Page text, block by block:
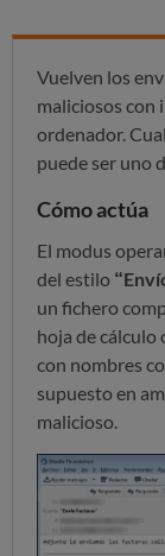
Vuelven los
maliciosos con
ordenador.
puede ser uno
Cómo actúa
El modus
del estilo
un fichero
hoja de cálculo
con nombres
supuesto en
malicioso.